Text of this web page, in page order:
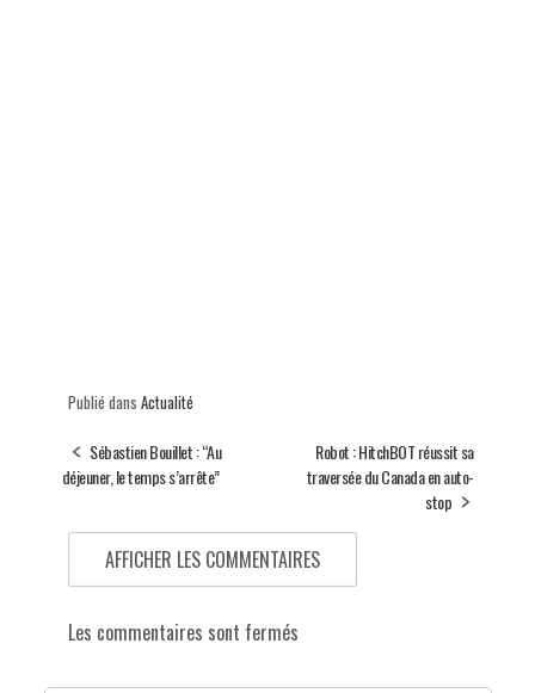
Publié dans Actualité
Sébastien Bouillet : “Au
déjeuner, le temps s’arrête”
Robot : HitchBOT réussit sa
traversée du Canada en auto-
stop
AFFICHER LES COMMENTAIRES
Les commentaires sont fermés